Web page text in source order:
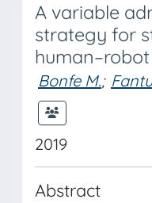
A variable
strategy for
Bonfe M.;
2019
Abstract